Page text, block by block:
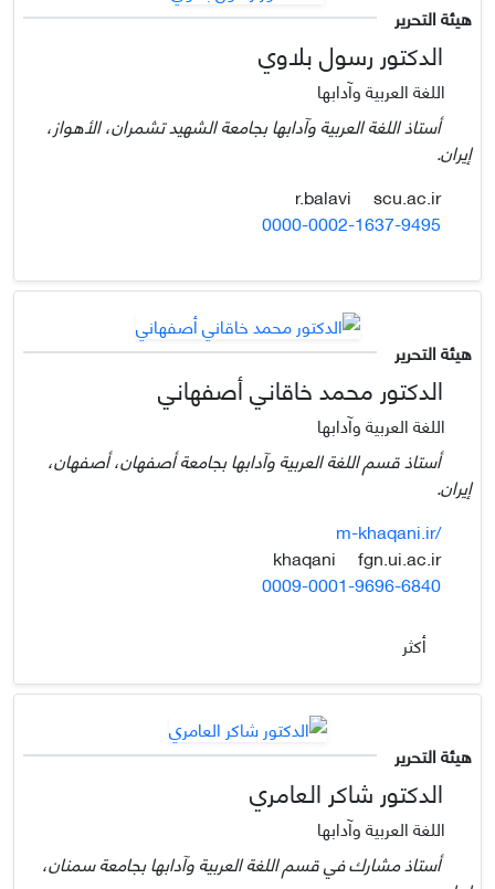
هيئة التحرير
الدكتور رسول بلاوي
اللغة العربية وآدابها
أستاذ اللغة العربية وآدابها بجامعة الشهيد تشمران، الأهواز،
إيران.
r.balavi
scu.ac.ir
0000-0002-1637-9495
هيئة التحرير
الدكتور محمد خاقاني أصفهاني
اللغة العربية وآدابها
أستاذ قسم اللغة العربية وآدابها بجامعة أصفهان، أصفهان،
إيران.
m-khaqani.ir/
khaqani
fgn.ui.ac.ir
0009-0001-9696-6840
أكثر
هيئة التحرير
الدكتور شاكر العامري
اللغة العربية وآدابها
أستاذ مشارك في قسم اللغة العربية وآدابها بجامعة سمنان،